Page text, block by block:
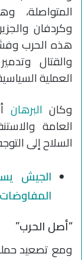
المتواصلة،
وكردفان
هذه الحرب
والقتال
العملية
وكان البرهان
العامة
السلاح إلى
الجيش
المفاوضات
“أصل الحرب”
ومع تصعيد